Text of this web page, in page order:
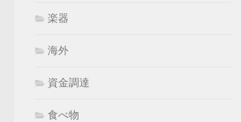
楽器
海外
資金調達
食べ物